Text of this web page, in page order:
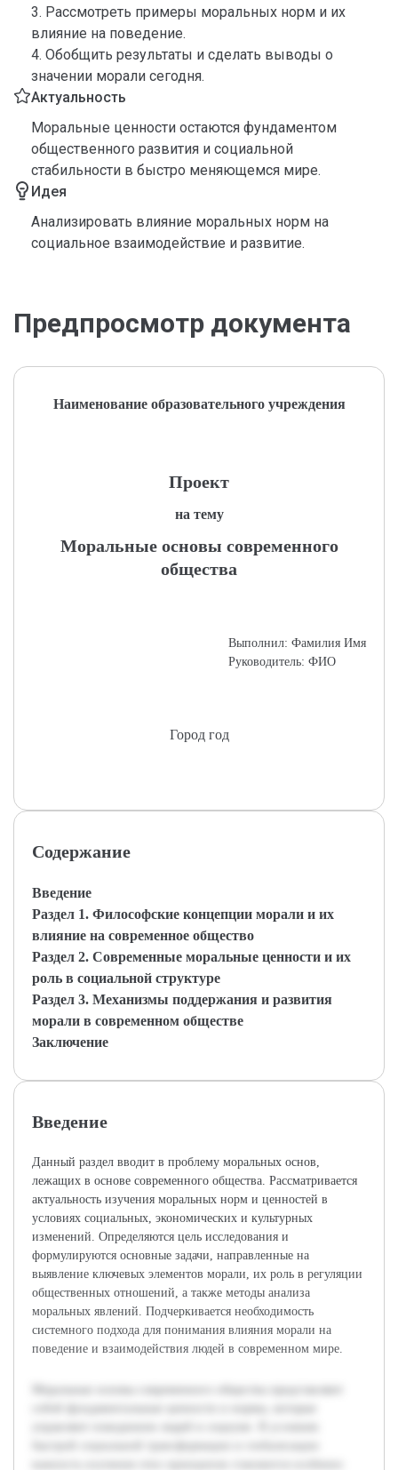
3. Рассмотреть примеры моральных норм и их
влияние на поведение.
4. Обобщить результаты и сделать выводы о
значении морали сегодня.
Актуальность
Моральные ценности остаются фундаментом
общественного развития и социальной
стабильности в быстро меняющемся мире.
Идея
Анализировать влияние моральных норм на
социальное взаимодействие и развитие.
Предпросмотр документа
Наименование образовательного учреждения
Проект
на тему
Моральные основы современного
общества
Выполнил: Фамилия Имя
Руководитель: ФИО
Город год
Содержание
Введение
Раздел 1. Философские концепции морали и их
влияние на современное общество
Раздел 2. Современные моральные ценности и их
роль в социальной структуре
Раздел 3. Механизмы поддержания и развития
морали в современном обществе
Заключение
Введение
Данный раздел вводит в проблему моральных основ,
лежащих в основе современного общества. Рассматривается
актуальность изучения моральных норм и ценностей в
условиях социальных, экономических и культурных
изменений. Определяются цель исследования и
формулируются основные задачи, направленные на
выявление ключевых элементов морали, их роль в регуляции
общественных отношений, а также методы анализа
моральных явлений. Подчеркивается необходимость
системного подхода для понимания влияния морали на
поведение и взаимодействия людей в современном мире.